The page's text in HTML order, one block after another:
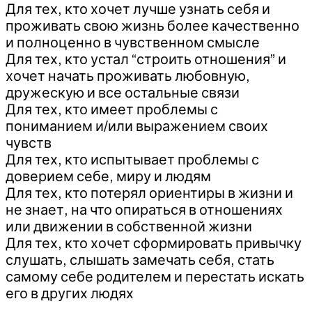
Для тех, кто хочет лучше узнать себя и
проживать свою жизнь более качественно
и полноценно в чувственном смысле
Для тех, кто устал “строить отношения” и
хочет начать проживать любовную,
дружескую и все остальные связи
Для тех, кто имеет проблемы с
пониманием и/или выражением своих
чувств
Для тех, кто испытывает проблемы с
доверием себе, миру и людям
Для тех, кто потерял ориентиры в жизни и
не знает, на что опираться в отношениях
или движении в собственной жизни
Для тех, кто хочет сформировать привычку
слушать, слышать замечать себя, стать
самому себе родителем и перестать искать
его в других людях